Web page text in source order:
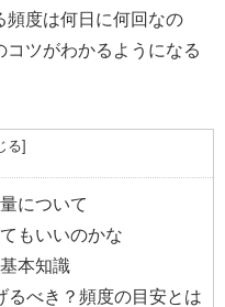
頻度は何日に何回なの
ツがわかるようになる
について
もいいのかな
本知識
るべき？頻度の目安とは